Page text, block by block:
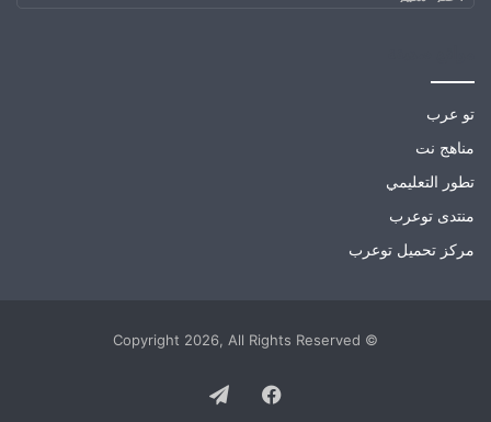
تو عرب
مناهج نت
تطور التعليمي
منتدى توعرب
مركز تحميل توعرب
© Copyright 2026, All Rights Reserved
Facebook
Telegram